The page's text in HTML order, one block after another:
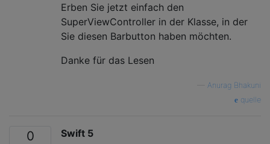
Erben Sie jetzt einfach den
SuperViewController in der Klasse, in der
Sie diesen Barbutton haben möchten.
Danke für das Lesen
Anurag Bhakuni
quelle
0
Swift 5